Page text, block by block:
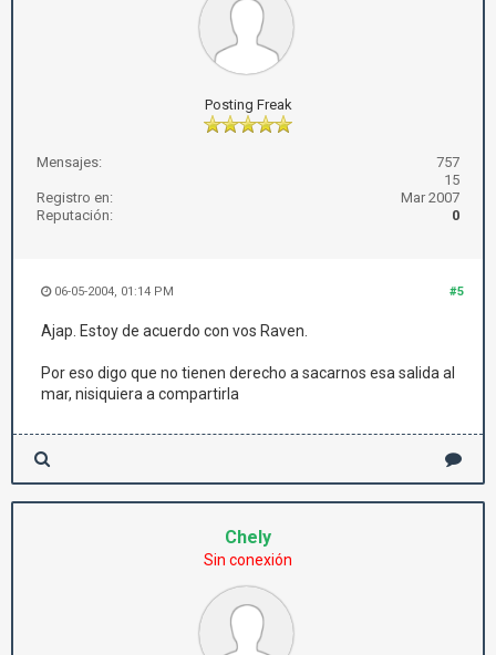
Posting Freak
Mensajes:
757
15
Registro en:
Mar 2007
Reputación:
0
#5
06-05-2004, 01:14 PM
Ajap. Estoy de acuerdo con vos Raven.
Por eso digo que no tienen derecho a sacarnos esa salida al
mar, nisiquiera a compartirla
Chely
Sin conexión